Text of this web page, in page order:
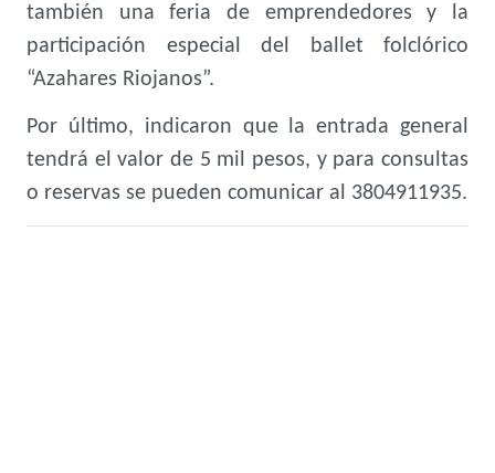
también una feria de emprendedores y la
participación especial del ballet folclórico
“Azahares Riojanos”.
Por último, indicaron que la entrada general
tendrá el valor de 5 mil pesos, y para consultas
o reservas se pueden comunicar al 3804911935.